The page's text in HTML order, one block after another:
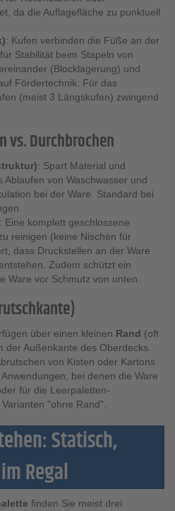
da die Auflagefläche zu punktuell
: Kufen verbinden die Füße an der
Stabilität beim Stapeln von
(Blocklagerung) und
Fördertechnik. Für das
(meist 3 Längskufen) zwingend
vs. Durchbrochen
: Spart Material und
Ablaufen von Waschwasser und
bei der Ware. Standard bei
: Eine komplett geschlossene
reinigen (keine Nischen für
dass Druckstellen an der Ware
Zudem schützt ein
Ware vor Schmutz von unten.
über einen kleinen Rand (oft
Außenkante des Oberdecks.
von Kisten oder Kartons
bei denen die Ware
für die Leerpaletten-
"ohne Rand".
Statisch,
Regal
finden Sie meist drei